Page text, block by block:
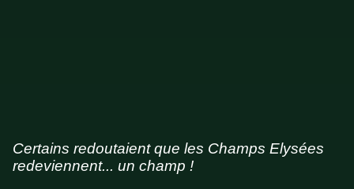
Certains redoutaient que les Champs Elysées
redeviennent... un champ !